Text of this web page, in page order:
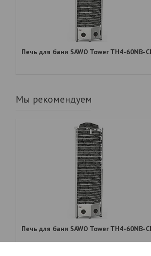
Печь для бани SAWO Tower TH4-60NB-
Мы рекомендуем
Печь для бани SAWO Tower TH4-60NB-